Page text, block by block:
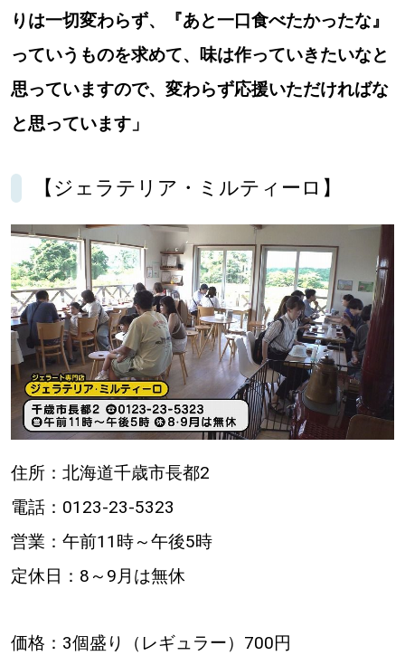
りは一切変わらず、『あと一口食べたかったな』
っていうものを求めて、味は作っていきたいなと
思っていますので、変わらず応援いただければな
と思っています」
【ジェラテリア・ミルティーロ】
住所：北海道千歳市長都2
電話：0123-23-5323
営業：午前11時～午後5時
定休日：8～9月は無休
価格：3個盛り（レギュラー）700円